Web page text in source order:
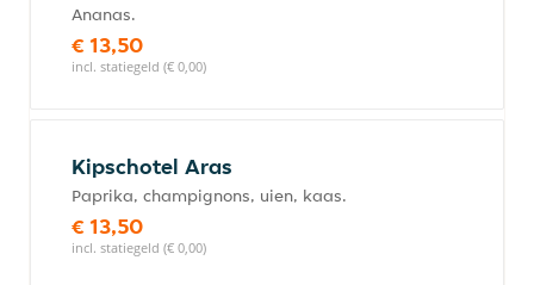
Ananas.
€ 13,50
incl. statiegeld (€ 0,00)
Kipschotel Aras
Paprika, champignons, uien, kaas.
€ 13,50
incl. statiegeld (€ 0,00)